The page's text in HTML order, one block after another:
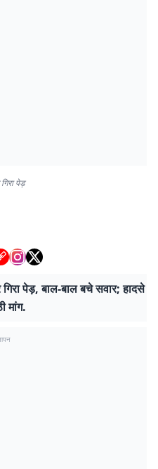
पेड़
पेड़, बाल-बाल बचे सवार; हादसे
मांग.